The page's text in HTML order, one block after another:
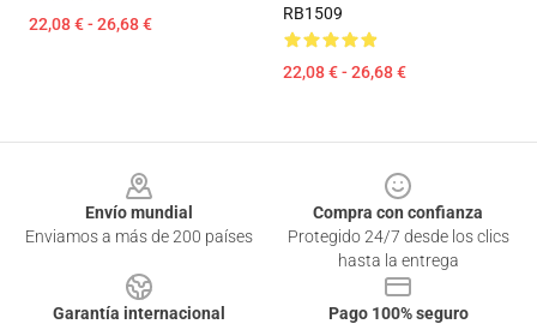
22,08 € - 26,68 €
RB1509
22,08 € - 26,68 €
Envío mundial
Enviamos a más de 200 países
Compra con confianza
Protegido 24/7 desde los clics
hasta la entrega
Garantía internacional
Pago 100% seguro